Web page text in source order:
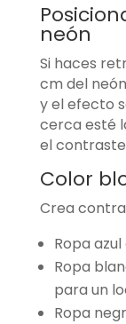
neón
Si haces
cm del
y el efecto
cerca esté
el
Color
Crea
Ropa
Ropa
para un
Ropa